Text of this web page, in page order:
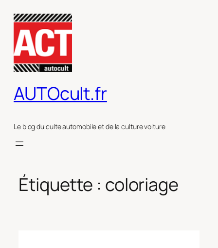
contenu
AUTOcult.fr
Le blog du culte automobile et de la culture voiture
Étiquette : coloriage